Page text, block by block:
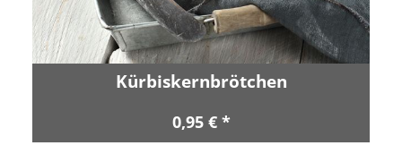
Kürbiskernbrötchen
0,95 € *